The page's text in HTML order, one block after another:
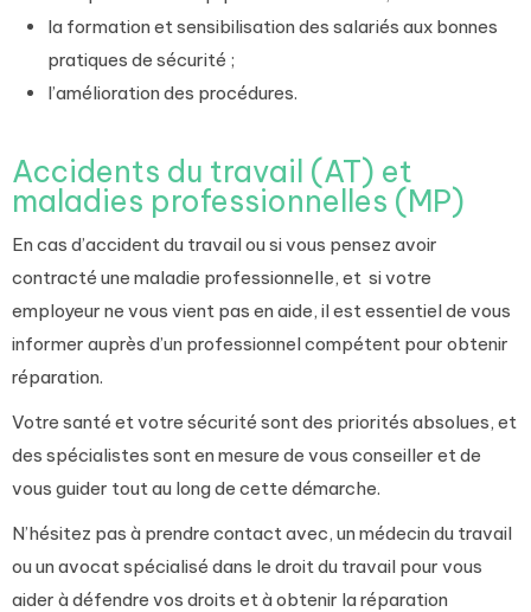
la formation et sensibilisation des salariés aux bonnes
pratiques de sécurité ;
l’amélioration des procédures.
Accidents du travail (AT) et
maladies professionnelles (MP)
En cas d’accident du travail ou si vous pensez avoir
contracté une maladie professionnelle, et si votre
employeur ne vous vient pas en aide, il est essentiel de vous
informer auprès d’un professionnel compétent pour obtenir
réparation.
Votre santé et votre sécurité sont des priorités absolues, et
des spécialistes sont en mesure de vous conseiller et de
vous guider tout au long de cette démarche.
N’hésitez pas à prendre contact avec, un médecin du travail
ou un avocat spécialisé dans le droit du travail pour vous
aider à défendre vos droits et à obtenir la réparation